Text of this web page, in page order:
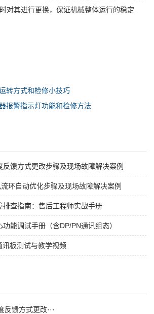
对其进行更换，保证机械整体运行的稳定
转方式和检修小技巧
报警指示灯功能和检修方法
馈方式更改步骤及现场故障解决案例
环自动优化步骤及现场故障解决案例
排查指南：售后工程师实战手册
能调试手册（含DP/PN通讯组态）
板测试与教学视频
馈方式更改···